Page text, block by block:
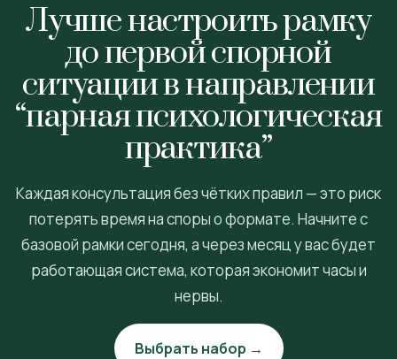
Лучше настроить рамку
до первой спорной
ситуации в направлении
“парная психологическая
практика”
Каждая консультация без чётких правил — это риск
потерять время на споры о формате. Начните с
базовой рамки сегодня, а через месяц у вас будет
работающая система, которая экономит часы и
нервы.
Выбрать набор →